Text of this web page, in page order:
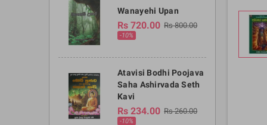
Wanayehi Upan
Rs 720.00 Rs 800.00
-10%
Atavisi Bodhi Poojava
Saha Ashirvada Seth
Kavi
Rs 234.00 Rs 260.00
-10%